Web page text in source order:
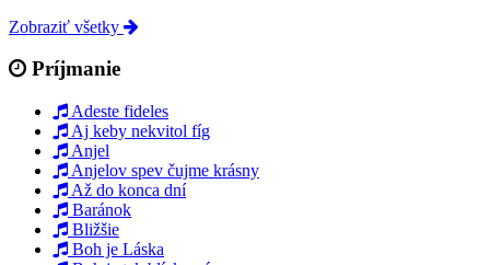
Zobraziť všetky
Príjmanie
Adeste fideles
Aj keby nekvitol fíg
Anjel
Anjelov spev čujme krásny
Až do konca dní
Baránok
Bližšie
Boh je Láska